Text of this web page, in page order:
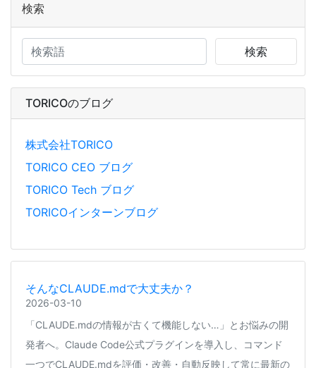
検索
検索
TORICOのブログ
株式会社TORICO
TORICO CEO ブログ
TORICO Tech ブログ
TORICOインターンブログ
そんなCLAUDE.mdで大丈夫か？
2026-03-10
「CLAUDE.mdの情報が古くて機能しない…」とお悩みの開
発者へ。Claude Code公式プラグインを導入し、コマンド
一つでCLAUDE.mdを評価・改善・自動反映して常に最新の